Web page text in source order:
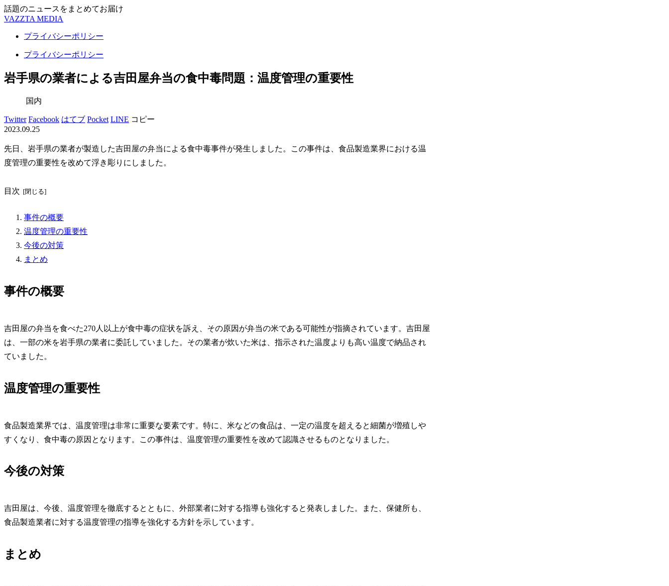
話題のニュースをまとめてお届け
VAZZTA MEDIA
プライバシーポリシー
プライバシーポリシー
岩手県の業者による吉田屋弁当の食中毒問題：温度管理の重要性
国内
Twitter Facebook はてブ Pocket LINE コピー
2023.09.25
先日、岩手県の業者が製造した吉田屋の弁当による食中毒事件が発生しました。この事件は、食品製造業界における温
度管理の重要性を改めて浮き彫りにしました。
目次
事件の概要
温度管理の重要性
今後の対策
まとめ
事件の概要
吉田屋の弁当を食べた270人以上が食中毒の症状を訴え、その原因が弁当の米である可能性が指摘されています。吉田屋
は、一部の米を岩手県の業者に委託していました。その業者が炊いた米は、指示された温度よりも高い温度で納品され
ていました。
温度管理の重要性
食品製造業界では、温度管理は非常に重要な要素です。特に、米などの食品は、一定の温度を超えると細菌が増殖しや
すくなり、食中毒の原因となります。この事件は、温度管理の重要性を改めて認識させるものとなりました。
今後の対策
吉田屋は、今後、温度管理を徹底するとともに、外部業者に対する指導も強化すると発表しました。また、保健所も、
食品製造業者に対する温度管理の指導を強化する方針を示しています。
まとめ